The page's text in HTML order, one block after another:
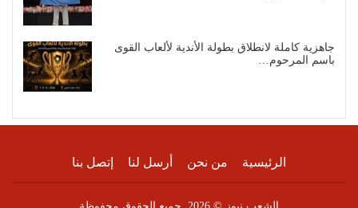
جاهزية كاملة لانطلاق بطولة الأندية لألعاب القوى
باسم المرحوم…
الرئيسية من نحن أرسل لنا إتصل بنا